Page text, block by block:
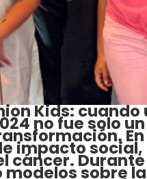
Kids:
no fue solo
impacto
cáncer.
sobre